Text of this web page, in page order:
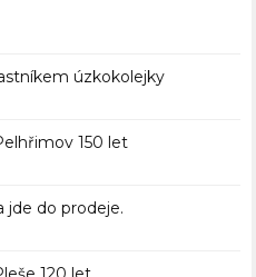
úzkokolejky
150 let
jde do prodeje.